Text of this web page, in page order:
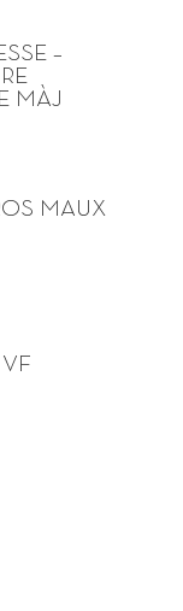
–
MÀJ
MAUX